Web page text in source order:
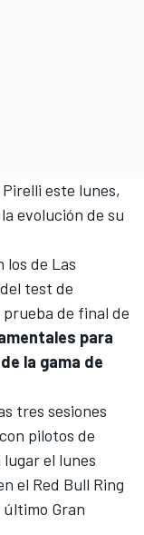
este lunes,
evolución de su
los de Las
test de
de final de
para
la gama de
tres sesiones
pilotos de
el lunes
el Red Bull Ring
último Gran